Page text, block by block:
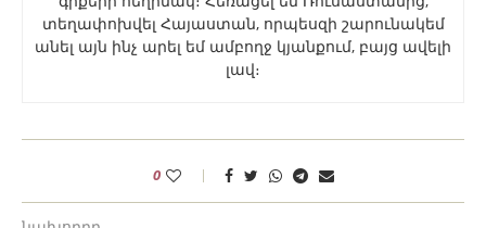
տեղափոխվել Հայաստան, որպեսզի շարունակեմ
անել այն ինչ արել եմ ամբողջ կյանքում, բայց ավելի
լավ։
0